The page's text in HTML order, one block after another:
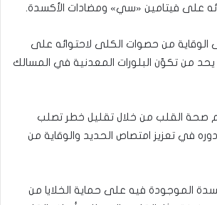
على فيتامين «سي» ومضادات الأكسدة.
الوقاية من حصوات الكلى لاحتوائه على
من تكوّن البلورات المعدنية في المسالك
القلب من خلال تقليل خطر تصلب
دوره في تعزيز امتصاص الحديد والوقاية من
الموجودة فيه على حماية الخلايا من